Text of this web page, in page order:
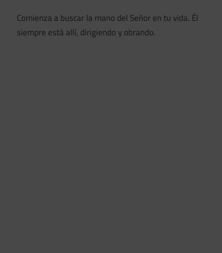
Comienza a buscar la mano del Señor en tu vida. Él
siempre está allí, dirigiendo y obrando.